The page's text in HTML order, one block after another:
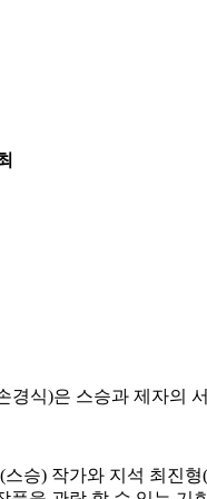
경식)은 스승과 제자
승) 작가와 지석 최진